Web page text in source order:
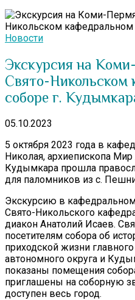
Новости
Экскурсия на
Свято-Никольском
соборе г.
05.10.2023
5 октября 2023 года в
Николая, архиепископа
Кудымкара прошла
для паломников из с.
Экскурсию в
Свято-Никольского
диакон Анатолий Исаев.
посетителям собора об
приходской жизни
автономного округа и
показаны помещения
приглашены на соборную
доступен весь город.